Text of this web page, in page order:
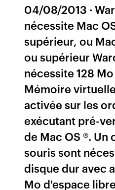
04/08/2013 ·
nécessite Mac
supérieur, ou
ou supérieur
nécessite 128
Mémoire
activée sur les
exécutant pré-
de Mac OS ®. Un
souris sont
disque dur avec
Mo d'espace